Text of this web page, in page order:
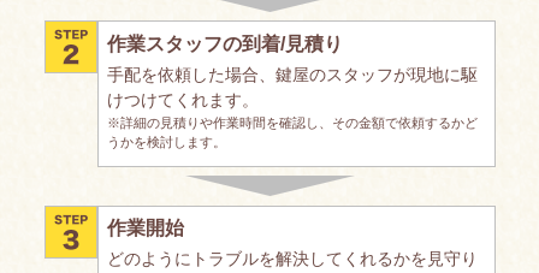
作業スタッフの到着/見積り
手配を依頼した場合、鍵屋のスタッフが現地に駆
けつけてくれます。
※詳細の見積りや作業時間を確認し、その金額で依頼するかど
うかを検討します。
作業開始
どのようにトラブルを解決してくれるかを見守り